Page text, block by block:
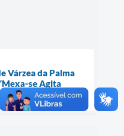
Várzea da Palma
se Agita